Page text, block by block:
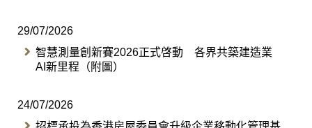
29/07/2026
智慧測量創新賽2026正式啓動 各界共築建造業
AI新里程（附圖）
24/07/2026